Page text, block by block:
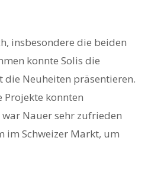
insbesondere die beiden
konnte Solis die
die Neuheiten präsentieren.
Projekte konnten
Nauer sehr zufrieden
im Schweizer Markt, um